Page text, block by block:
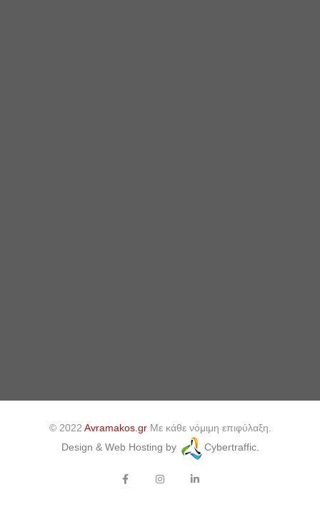
© 2022 Avramakos.grΜε κάθε νόμιμη επιφύλαξη.
Design & Web Hosting by
Cybertraffic.